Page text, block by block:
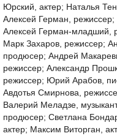
Юрский, актер; Наталья
Алексей Герман,
Алексей Герман-младший,
Марк Захаров, режиссер;
продюсер; Андрей
режиссер; Александр
режиссер; Юрий Арабов,
Авдотья Смирнова,
Валерий Меладзе,
продюсер; Светлана
актер; Максим Виторган,